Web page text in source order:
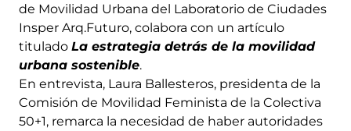
de Movilidad Urbana del Laboratorio de Ciudades
Insper Arq.Futuro, colabora con un artículo
titulado La estrategia detrás de la movilidad
urbana sostenible.
En entrevista, Laura Ballesteros, presidenta de la
Comisión de Movilidad Feminista de la Colectiva
50+1, remarca la necesidad de haber autoridades